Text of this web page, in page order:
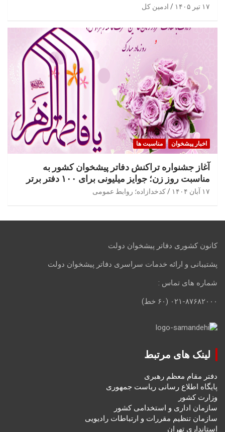
۱۷ تیر ۱۴۰۵ ادمین کل
اخبار پیشخوان مناسبت ها
آغاز جشنواره تراکنش دفاتر پیشخوان کشور به
مناسبت روز زن؛ جوایز میلیونی برای ۱۰۰ دفتر برتر
۱۷ آبان ۱۴۰۴ کدخدازاده؛ روابط عمومی
کانون کشوری دفاتر پیشخوان دولت
پشتیبانی و ارائه خدمات سراسری دفاتر پیشخوان دولت
شماره های تماس :
۰۲۱-۸۷۶۸۲۰۰۰ (۶۰ خط)
لینک های مرتبط
دفتر مقام معظم رهبری
پایگاه اطلاع رسانی ریاست جمهوری
وزارت کشور
سازمان اداری و استخدامی کشور
سازمان تنظیم مقررات و ارتباطات رادیویی
استانداری تهران